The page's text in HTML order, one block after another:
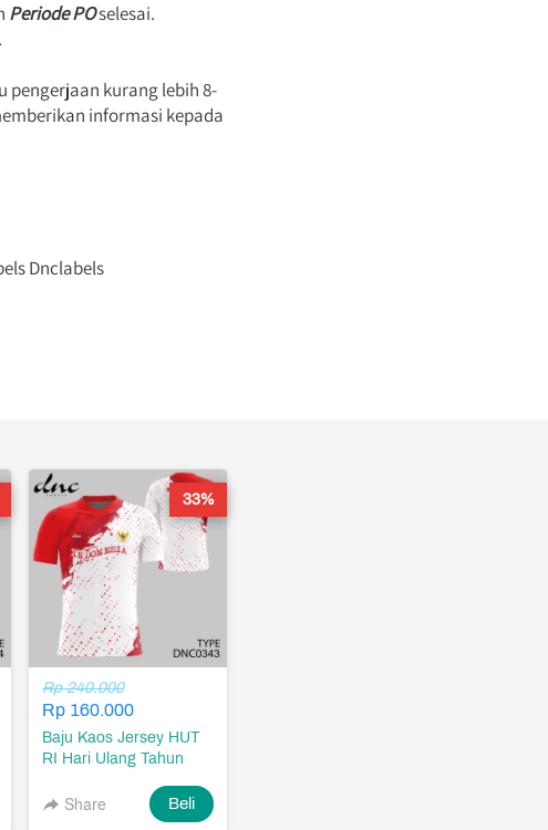
Periode PO selesai.
pengerjaan kurang lebih 8-
informasi kepada
Dnclabels
Rp 240.000
Rp 160.000
Baju Kaos Jersey HUT
RI Hari Ulang Tahun
Indonesia 17 Agustus
1945 Desain DNC0343
Share `Beli
33%